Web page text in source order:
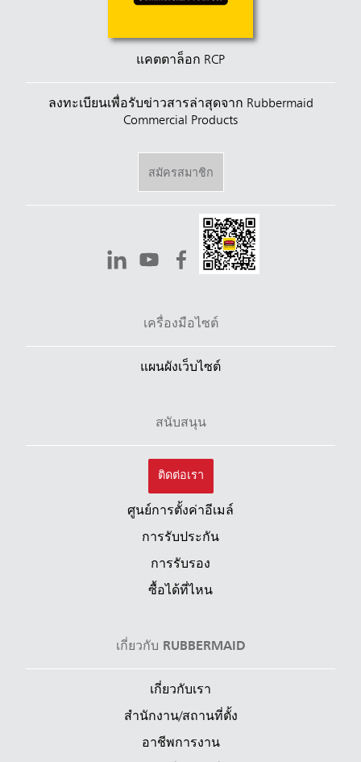
แคตตาล็อก RCP
ลงทะเบียนเพื่อรับข่าวสารล่าสุดจาก Rubbermaid
Commercial Products
สมัครสมาชิก
เครื่องมือไซต์
แผนผังเว็บไซต์
สนับสนุน
ติดต่อเรา
ศูนย์การตั้งค่าอีเมล์
การรับประกัน
การรับรอง
ซื้อได้ที่ไหน
เกี่ยวกับ RUBBERMAID
เกี่ยวกับเรา
สำนักงาน/สถานที่ตั้ง
อาชีพการงาน